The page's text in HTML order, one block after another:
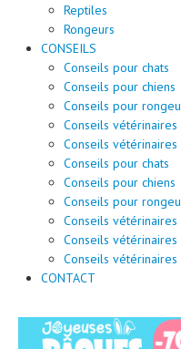
Reptiles
Rongeurs
CONSEILS
Conseils pour chats
Conseils pour chiens
Conseils pour
Conseils vétérinaires
Conseils vétérinaires
Conseils pour chats
Conseils pour chiens
Conseils pour
Conseils vétérinaires
Conseils vétérinaires
Conseils vétérinaires
CONTACT